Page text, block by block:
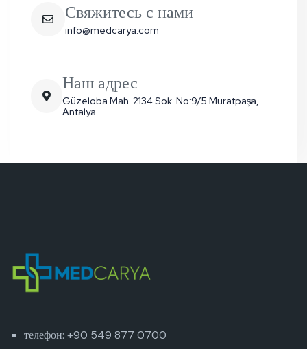
Свяжитесь с нами
info@medcarya.com
Наш адрес
Güzeloba Mah. 2134 Sok. No:9/5 Muratpaşa,
Antalya
телефон: +90 549 877 0700